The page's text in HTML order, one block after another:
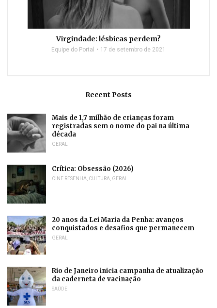
Virgindade: lésbicas perdem?
Equipe do Portal 17 de setembro de 2021
Recent Posts
Mais de 1,7 milhão de crianças foram
registradas sem o nome do pai na última
década
GERAL
Crítica: Obsessão (2026)
CINE RESENHA, CULTURA, GERAL
20 anos da Lei Maria da Penha: avanços
conquistados e desafios que permanecem
GERAL
Rio de Janeiro inicia campanha de atualização
da caderneta de vacinação
SAÚDE